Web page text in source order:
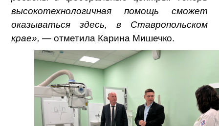
высокотехнологичная помощь сможет
оказываться здесь, в Ставропольском
крае», — отметила Карина Мишечко.